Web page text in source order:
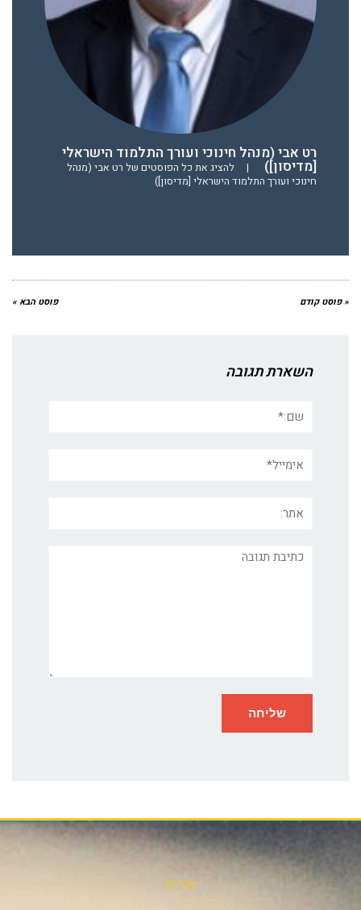
רט אבי (מנהל חינוכי ועורך התלמוד הישראלי
[מדיסון]) |
להציג את כל הפוסטים של רט אבי (מנהל
חינוכי ועורך התלמוד הישראלי [מדיסון])
« פוסט קודם פוסט הבא »
השארת תגובה
תגובה
אודות